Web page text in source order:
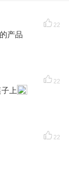
22
产品
22
上
22